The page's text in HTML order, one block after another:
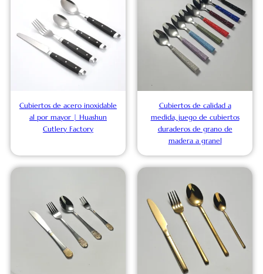
Cubiertos de acero inoxidable
al por mayor | Huashun
Cutlery Factory
Cubiertos de calidad a
medida, juego de cubiertos
duraderos de grano de
madera a granel